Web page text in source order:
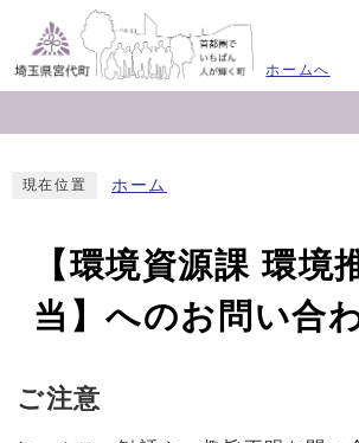
ホームへ
現在位置 ホーム
【環境資源課 環境
当】へのお問い合
ご注意